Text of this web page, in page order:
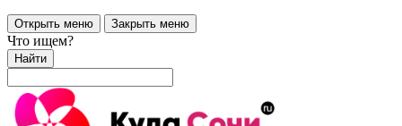
Открыть меню Закрыть меню
Что ищем?
Найти